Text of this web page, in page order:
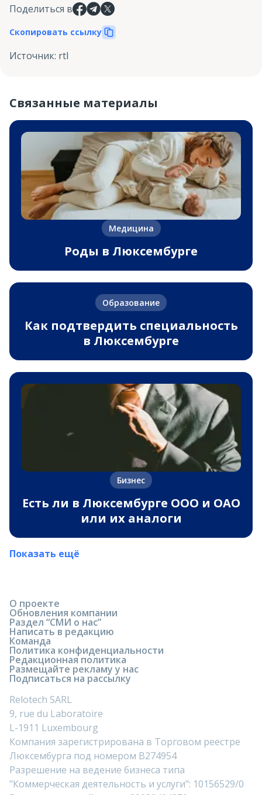
Поделиться в
Скопировать ссылку
Источник: rtl
Связанные материалы
Медицина
Роды в Люксембурге
Образование
Как подтвердить специальность
в Люксембурге
Бизнес
Есть ли в Люксембурге ООО и ОАО
или их аналоги
Показать ещё
О проекте
Обновления компании
Раздел “СМИ о нас”
Написать в редакцию
Команда
Политика конфиденциальности
Редакционная политика
Размещайте рекламу у нас
Подписаться на рассылку
Relotech SARL
9, rue du Laboratoire
L-1911 Luxembourg
Компания зарегистрирована в Торговом реестре
Люксембурга под номером B274954
Разрешение на ведение бизнеса типа
"Коммерческая деятельность и услуги": 10156529/0